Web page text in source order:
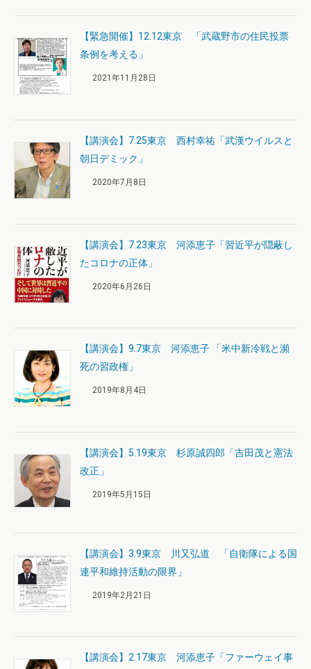
【緊急開催】12.12東京 「武蔵野市の住民投票
条例を考える」
2021年11月28日
【講演会】7.25東京 西村幸祐「武漢ウイルスと
朝日デミック」
2020年7月8日
【講演会】7.23東京 河添恵子「習近平が隠蔽し
たコロナの正体」
2020年6月26日
【講演会】9.7東京 河添恵子 「米中新冷戦と瀕
死の習政権」
2019年8月4日
【講演会】5.19東京 杉原誠四郎「吉田茂と憲法
改正」
2019年5月15日
【講演会】3.9東京 川又弘道 「自衛隊による国
連平和維持活動の限界」
2019年2月21日
【講演会】2.17東京 河添恵子「ファーウェイ事